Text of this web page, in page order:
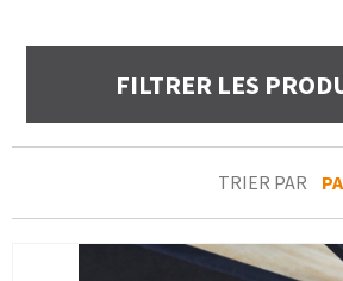
TRIER PAR
FILTRER LES